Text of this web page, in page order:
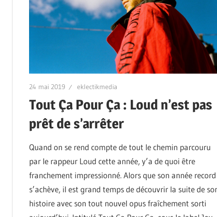
24 mai 2019 eklectikmedia
Tout Ça Pour Ça : Loud n’est pas
prêt de s’arrêter
Quand on se rend compte de tout le chemin parcouru
par le rappeur Loud cette année, y’a de quoi être
franchement impressionné. Alors que son année record
s’achève, il est grand temps de découvrir la suite de
histoire avec son tout nouvel opus fraîchement sorti